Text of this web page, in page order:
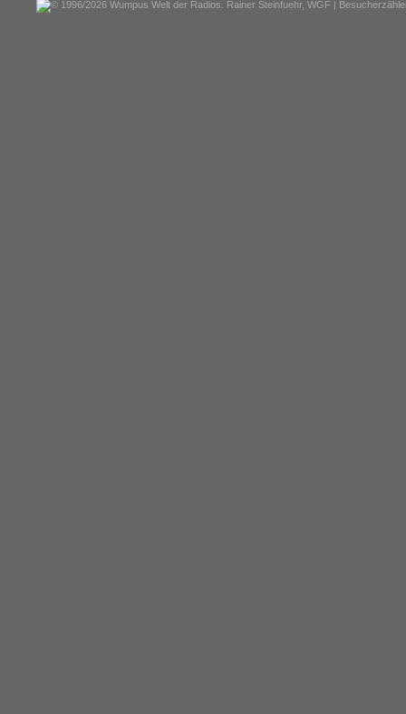
© 1996/2026 Wumpus Welt der Radios. Rainer Steinfuehr, WGF |